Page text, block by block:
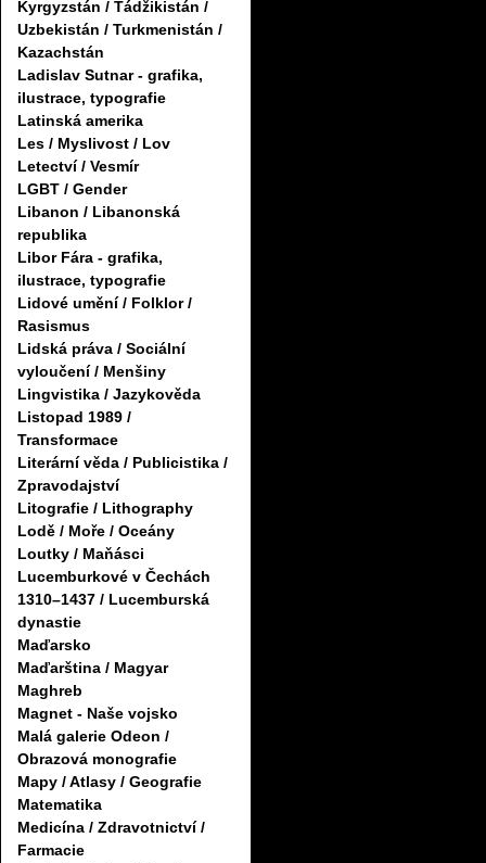
Kyrgyzstán / Tádžikistán /
Uzbekistán / Turkmenistán /
Kazachstán
Ladislav Sutnar - grafika,
ilustrace, typografie
Latinská amerika
Les / Myslivost / Lov
Letectví / Vesmír
LGBT / Gender
Libanon / Libanonská
republika
Libor Fára - grafika,
ilustrace, typografie
Lidové umění / Folklor /
Rasismus
Lidská práva / Sociální
vyloučení / Menšiny
Lingvistika / Jazykověda
Listopad 1989 /
Transformace
Literární věda / Publicistika /
Zpravodajství
Litografie / Lithography
Lodě / Moře / Oceány
Loutky / Maňásci
Lucemburkové v Čechách
1310–1437 / Lucemburská
dynastie
Maďarsko
Maďarština / Magyar
Maghreb
Magnet - Naše vojsko
Malá galerie Odeon /
Obrazová monografie
Mapy / Atlasy / Geografie
Matematika
Medicína / Zdravotnictví /
Farmacie